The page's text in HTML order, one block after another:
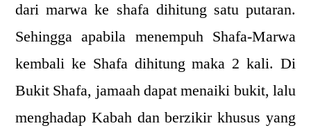
dari marwa ke shafa dihitung satu putaran.
Sehingga apabila menempuh Shafa-Marwa
kembali ke Shafa dihitung maka 2 kali. Di
Bukit Shafa, jamaah dapat menaiki bukit, lalu
menghadap Kabah dan berzikir khusus yang